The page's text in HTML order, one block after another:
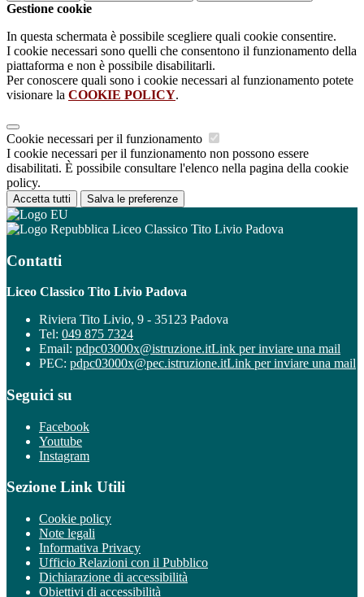
Gestione cookie
In questa schermata è possibile scegliere quali cookie consentire.
I cookie necessari sono quelli che consentono il funzionamento della
piattaforma e non è possibile disabilitarli.
Per conoscere quali sono i cookie necessari al funzionamento potete
visionare la COOKIE POLICY.
Cookie necessari per il funzionamento
I cookie necessari per il funzionamento non possono essere
disabilitati. È possibile consultare l'elenco nella pagina della cookie
policy.
Accetta tutti Salva le preferenze
Liceo Classico Tito Livio Padova
Contatti
Liceo Classico Tito Livio Padova
Riviera Tito Livio, 9 - 35123 Padova
Tel: 049 875 7324
Email: pdpc03000x@istruzione.itLink per inviare una mail
PEC: pdpc03000x@pec.istruzione.itLink per inviare una mail
Seguici su
Facebook
Youtube
Instagram
Sezione Link Utili
Cookie policy
Note legali
Informativa Privacy
Ufficio Relazioni con il Pubblico
Dichiarazione di accessibilità
Obiettivi di accessibilità